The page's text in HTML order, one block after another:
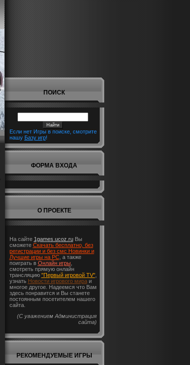
ПОИСК
Если нет Игры в поиске, смотрите
нашу Базу игр!
ФОРМА ВХОДА
О ПРОЕКТЕ
На сайте 1games.ucoz.ruВы
сможете Скачать бесплатно, без
регистрации и без смс Новинки и
Лучшие игры на PC, а также
поиграть в Онлайн игры,
смотреть прямую онлайн
трансляцию "Первый игровой TV",
узнать Новости игрового мираи
многое другое. Надеемся что Вам
здесь понравится и Вы станете
постоянным посетителем нашего
сайта.
(С уважением Администрация
сайта)
РЕКОМЕНДУЕМЫЕ ИГРЫ